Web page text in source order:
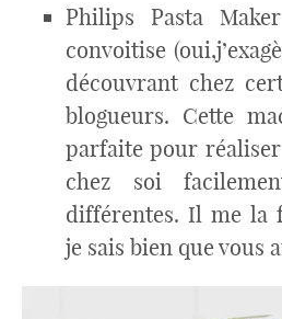
Philips Pasta
convoitise
découvrant chez
blogueurs. Cette
parfaite pour
chez soi
différentes. Il me la
je sais bien que vous